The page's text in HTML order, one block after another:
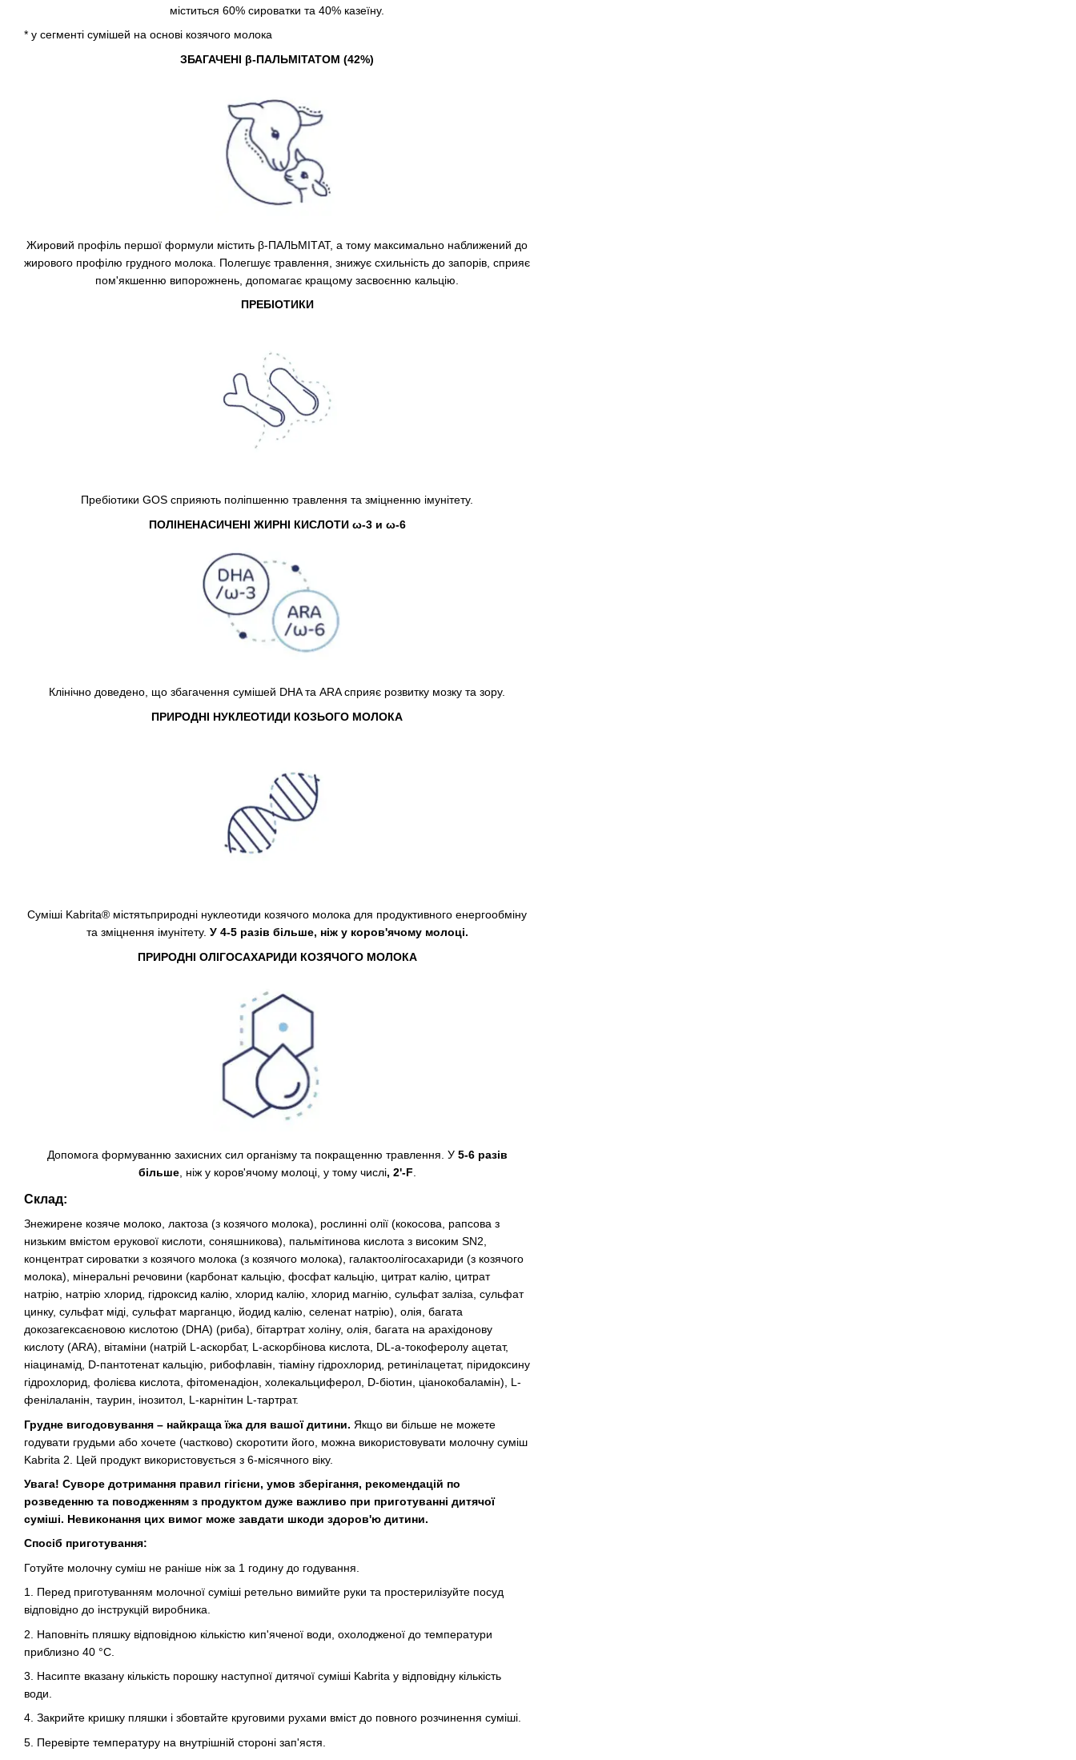
міститься 60% сироватки та 40% казеїну.
* у сегменті сумішей на основі козячого молока
ЗБАГАЧЕНІ β-ПАЛЬМІТАТОМ (42%)
Жировий профіль першої формули містить β-ПАЛЬМІТАТ, а тому максимально наближений до
жирового профілю грудного молока. Полегшує травлення, знижує схильність до запорів, сприяє
пом'якшенню випорожнень, допомагає кращому засвоєнню кальцію.
ПРЕБІОТИКИ
Пребіотики GOS сприяють поліпшенню травлення та зміцненню імунітету.
ПОЛІНЕНАСИЧЕНІ ЖИРНІ КИСЛОТИ ω-3 и ω-6
Клінічно доведено, що збагачення сумішей DHA та ARA сприяє розвитку мозку та зору.
ПРИРОДНІ НУКЛЕОТИДИ КОЗЬОГО МОЛОКА
Суміші Kabrita® містятьприродні нуклеотиди козячого молока для продуктивного енергообміну
та зміцнення імунітету. У 4-5 разів більше, ніж у коров'ячому молоці.
ПРИРОДНІ ОЛІГОСАХАРИДИ КОЗЯЧОГО МОЛОКА
Допомога формуванню захисних сил організму та покращенню травлення. У 5-6 разів
більше, ніж у коров'ячому молоці, у тому числі, 2'-F.
Склад:
Знежирене козяче молоко, лактоза (з козячого молока), рослинні олії (кокосова, рапсова з
низьким вмістом ерукової кислоти, соняшникова), пальмітинова кислота з високим SN2,
концентрат сироватки з козячого молока (з козячого молока), галактоолігосахариди (з козячого
молока), мінеральні речовини (карбонат кальцію, фосфат кальцію, цитрат калію, цитрат
натрію, натрію хлорид, гідроксид калію, хлорид калію, хлорид магнію, сульфат заліза, сульфат
цинку, сульфат міді, сульфат марганцю, йодид калію, селенат натрію), олія, багата
докозагексаєновою кислотою (DHA) (риба), бітартрат холіну, олія, багата на арахідонову
кислоту (ARA), вітаміни (натрій L-аскорбат, L-аскорбінова кислота, DL-a-токоферолу ацетат,
ніацинамід, D-пантотенат кальцію, рибофлавін, тіаміну гідрохлорид, ретинілацетат, піридоксину
гідрохлорид, фолієва кислота, фітоменадіон, холекальциферол, D-біотин, ціанокобаламін), L-
фенілаланін, таурин, інозитол, L-карнітин L-тартрат.
Грудне вигодовування – найкраща їжа для вашої дитини. Якщо ви більше не можете
годувати грудьми або хочете (частково) скоротити його, можна використовувати молочну суміш
Kabrita 2. Цей продукт використовується з 6-місячного віку.
Увага! Суворе дотримання правил гігієни, умов зберігання, рекомендацій по
розведенню та поводженням з продуктом дуже важливо при приготуванні дитячої
суміші. Невиконання цих вимог може завдати шкоди здоров'ю дитини.
Спосіб приготування:
Готуйте молочну суміш не раніше ніж за 1 годину до годування.
1. Перед приготуванням молочної суміші ретельно вимийте руки та простерилізуйте посуд
відповідно до інструкцій виробника.
2. Наповніть пляшку відповідною кількістю кип'яченої води, охолодженої до температури
приблизно 40 °C.
3. Насипте вказану кількість порошку наступної дитячої суміші Kabrita у відповідну кількість
води.
4. Закрийте кришку пляшки і збовтайте круговими рухами вміст до повного розчинення суміші.
5. Перевірте температуру на внутрішній стороні зап'ястя.